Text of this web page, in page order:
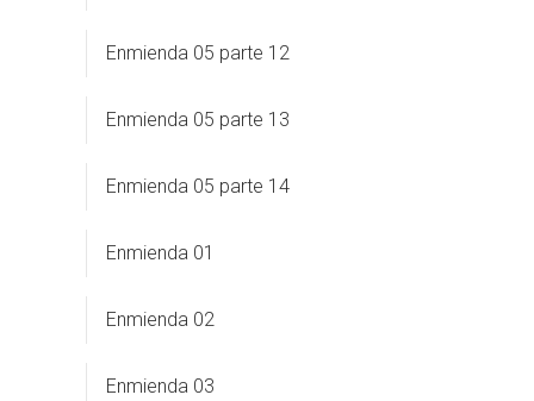
Enmienda 05 parte 12
Enmienda 05 parte 13
Enmienda 05 parte 14
Enmienda 01
Enmienda 02
Enmienda 03